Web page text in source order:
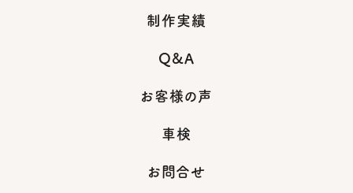
制作実績
Q&A
お客様の声
車検
お問合せ